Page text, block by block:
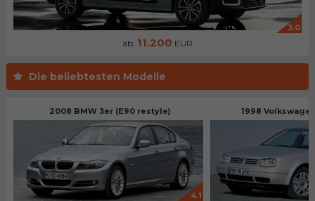
3.0
ab: 11.200 EUR
Die beliebtesten Modelle
2008 BMW 3er (E90 restyle)
4.1
1998